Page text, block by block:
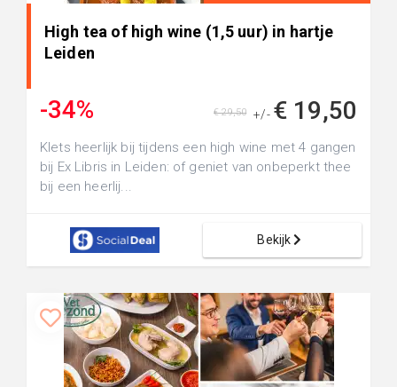
High tea of high wine (1,5 uur) in hartje
Leiden
-34% +/- € 19,50
€ 29,50
Klets heerlijk bij tijdens een high wine met 4 gangen
bij Ex Libris in Leiden: of geniet van onbeperkt thee
bij een heerlij...
Bekijk